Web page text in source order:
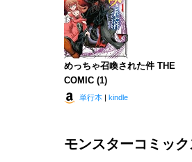
めっちゃ召喚された件 THE
COMIC (1)
単行本 kindle
モンスターコミック